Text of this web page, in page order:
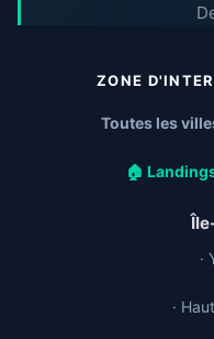
ZONE
Toutes les
🏠
·
·